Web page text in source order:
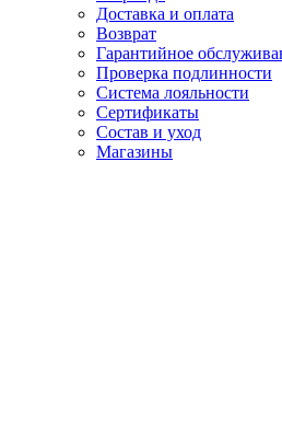
Доставка и оплата
Возврат
Гарантийное
Проверка подлинности
Система лояльности
Сертификаты
Состав и уход
Магазины